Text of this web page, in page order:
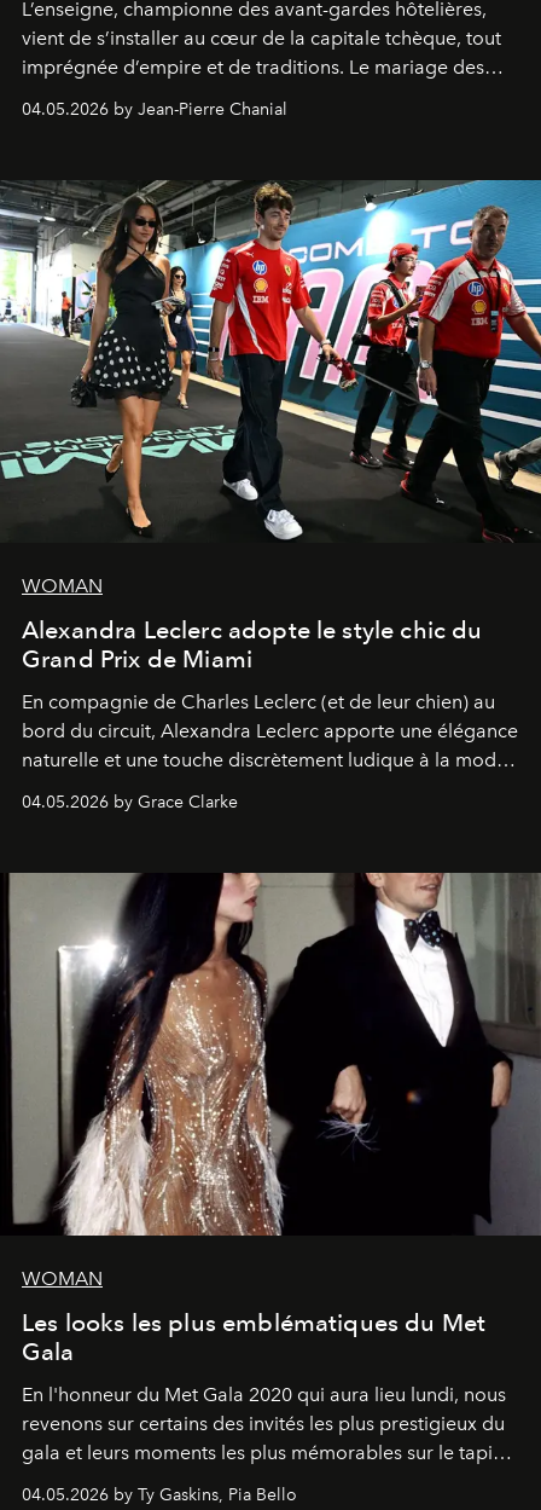
L’enseigne, championne des avant-gardes hôtelières,
vient de s’installer au cœur de la capitale tchèque, tout
imprégnée d’empire et de traditions. Le mariage des
04.05.2026 by Jean-Pierre Chanial
WOMAN
Alexandra Leclerc adopte le style chic du
Grand Prix de Miami
En compagnie de Charles Leclerc (et de leur chien) au
bord du circuit, Alexandra Leclerc apporte une élégance
naturelle et une touche discrètement ludique à la mode
04.05.2026 by Grace Clarke
WOMAN
Les looks les plus emblématiques du Met
Gala
En l'honneur du Met Gala 2020 qui aura lieu lundi, nous
revenons sur certains des invités les plus prestigieux du
gala et leurs moments les plus mémorables sur le tapis
04.05.2026 by Ty Gaskins, Pia Bello